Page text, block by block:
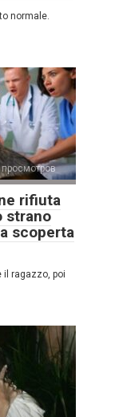
normale.
rifiuta
strano
scoperta
il ragazzo, poi